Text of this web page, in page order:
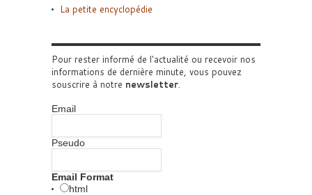
La petite encyclopédie
Pour rester informé de l'actualité ou recevoir nos
informations de dernière minute, vous pouvez
souscrire à notre newsletter.
Email
Pseudo
Email Format
html